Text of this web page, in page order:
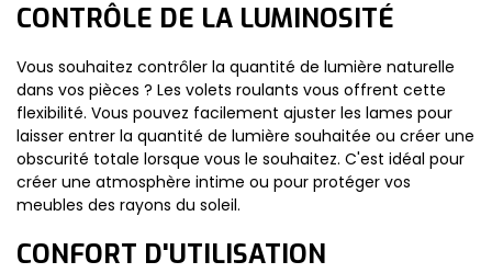
CONTRÔLE DE LA LUMINOSITÉ
Vous souhaitez contrôler la quantité de lumière naturelle
dans vos pièces ? Les volets roulants vous offrent cette
flexibilité. Vous pouvez facilement ajuster les lames pour
laisser entrer la quantité de lumière souhaitée ou créer une
obscurité totale lorsque vous le souhaitez. C'est idéal pour
créer une atmosphère intime ou pour protéger vos
meubles des rayons du soleil.
CONFORT D'UTILISATION